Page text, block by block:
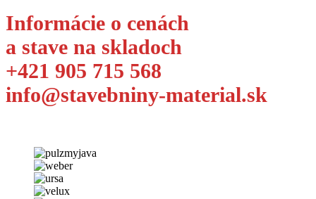
Informácie o cenách
a stave na skladoch
+421 905 715 568
info@stavebniny-material.sk